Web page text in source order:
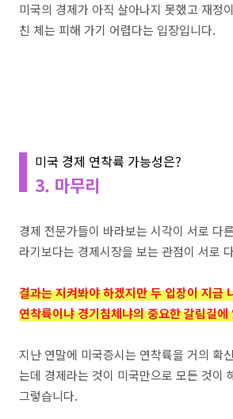
미국의 경제가 아직 살아나지 못했고 재정
친 체는 피해 가기 어렵다는 입장입니다.
미국 경제 연착륙 가능성은?
3. 마무리
경제 전문가들이 바라보는 시각이 서로 다
라기보다는 경제시장을 보는 관점이 서로
결과는 지켜봐야 하겠지만 두 입장이 지금
연착륙이냐 경기침체냐의 중요한 갈림길
지난 연말에 미국증시는 연착륙을 거의 확
는데 경제라는 것이 미국만으로 모든 것이
그렇습니다.